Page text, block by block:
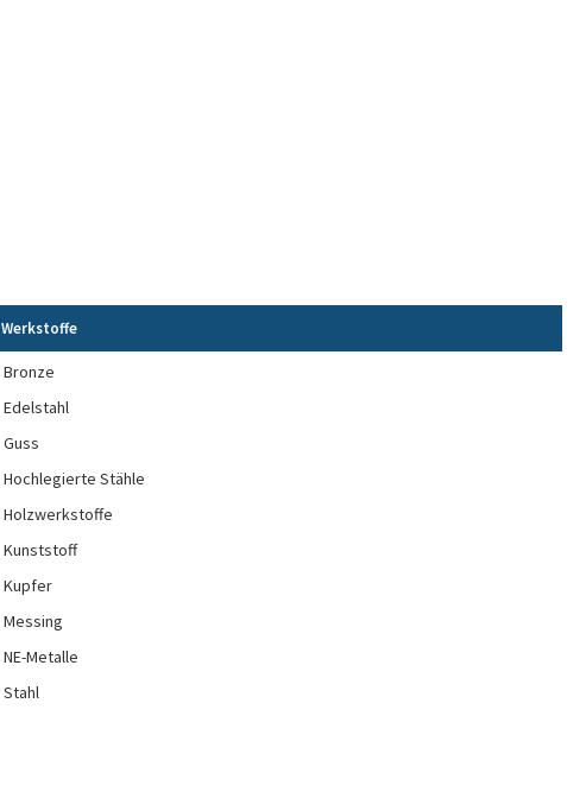
Werkstoffe
Bronze
Edelstahl
Guss
Hochlegierte Stähle
Holzwerkstoffe
Kunststoff
Kupfer
Messing
NE-Metalle
Stahl